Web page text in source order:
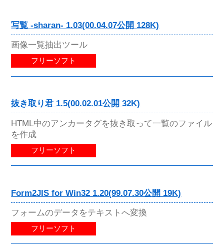
写覧 -sharan- 1.03(00.04.07公開 128K)
画像一覧抽出ツール
フリーソフト
抜き取り君 1.5(00.02.01公開 32K)
HTML中のアンカータグを抜き取って一覧のファイル
を作成
フリーソフト
Form2JIS for Win32 1.20(99.07.30公開 19K)
フォームのデータをテキストへ変換
フリーソフト